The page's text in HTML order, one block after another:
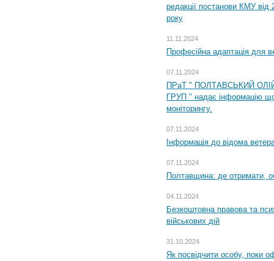
редакції постанови КМУ
року
11.11.2024
Професійна адаптація для
07.11.2024
ПРаТ " ПОЛТАВСЬКИЙ
ГРУП " надає інформацію
моніторингу.
07.11.2024
Інформація до відома
07.11.2024
Полтавщина: де отримати,
04.11.2024
Безкоштовна правова та
військових дій
31.10.2024
Як посвідчити особу, поки